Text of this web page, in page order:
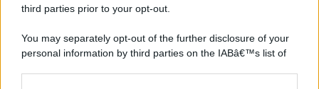
third parties prior to your opt-out.
You may separately opt-out of the further disclosure of your
personal information by third parties on the IABâ€™s list of